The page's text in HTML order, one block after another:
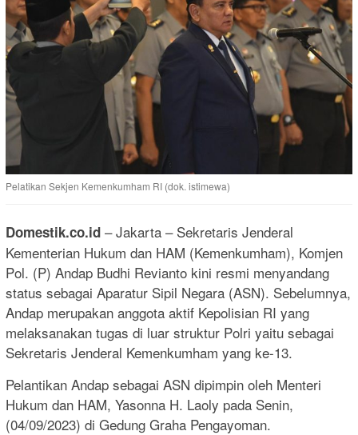
Pelatikan Sekjen Kemenkumham RI (dok. istimewa)
Domestik.co.id – Jakarta – Sekretaris Jenderal
Kementerian Hukum dan HAM (Kemenkumham), Komjen
Pol. (P) Andap Budhi Revianto kini resmi menyandang
status sebagai Aparatur Sipil Negara (ASN). Sebelumnya,
Andap merupakan anggota aktif Kepolisian RI yang
melaksanakan tugas di luar struktur Polri yaitu sebagai
Sekretaris Jenderal Kemenkumham yang ke-13.
Pelantikan Andap sebagai ASN dipimpin oleh Menteri
Hukum dan HAM, Yasonna H. Laoly pada Senin,
(04/09/2023) di Gedung Graha Pengayoman.